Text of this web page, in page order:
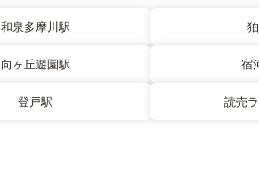
和泉多摩川駅
向ヶ丘遊園駅 宿
登戸駅 読売